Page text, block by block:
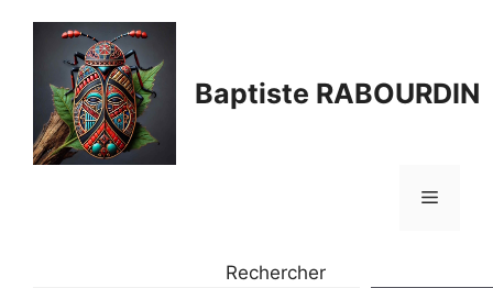
contenu
Baptiste RABOURDIN
Menu
Rechercher